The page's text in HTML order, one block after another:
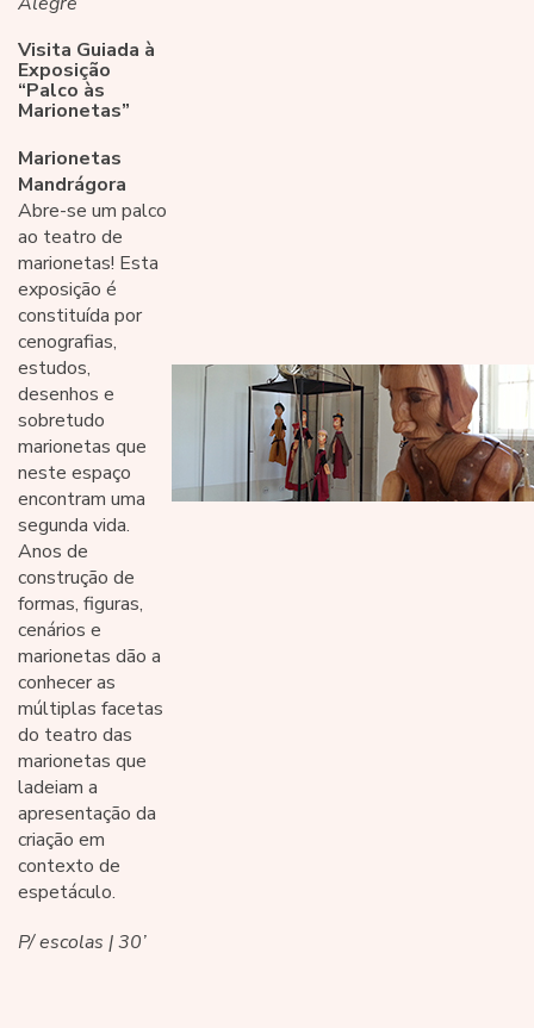
Visita Guiada à
Exposição
“Palco às
Marionetas”
Marionetas
Mandrágora
Abre-se um palco
ao teatro de
marionetas! Esta
exposição é
constituída por
cenografias,
estudos,
desenhos e
sobretudo
marionetas que
neste espaço
encontram uma
segunda vida.
Anos de
construção de
formas, figuras,
cenários e
marionetas dão a
conhecer as
múltiplas facetas
do teatro das
marionetas que
ladeiam a
apresentação da
criação em
contexto de
espetáculo.
P/ escolas | 30’